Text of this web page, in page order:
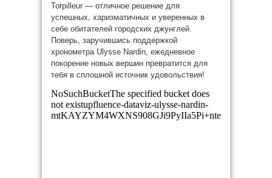
Torpilleur — отличное решение для
успешных, харизматичных и уверенных в
себе обитателей городских джунглей.
Поверь, заручившись поддержкой
хронометра Ulysse Nardin, ежедневное
покорение новых вершин превратится для
тебя в сплошной источник удовольствия!